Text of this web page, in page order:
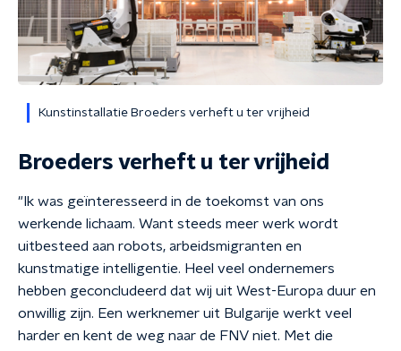
Kunstinstallatie Broeders verheft u ter vrijheid
Broeders verheft u ter vrijheid
"Ik was geïnteresseerd in de toekomst van ons
werkende lichaam. Want steeds meer werk wordt
uitbesteed aan robots, arbeidsmigranten en
kunstmatige intelligentie. Heel veel ondernemers
hebben geconcludeerd dat wij uit West-Europa duur en
onwillig zijn. Een werknemer uit Bulgarije werkt veel
harder en kent de weg naar de FNV niet. Met die